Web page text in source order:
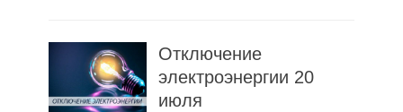
Отключение
электроэнергии 20
июля